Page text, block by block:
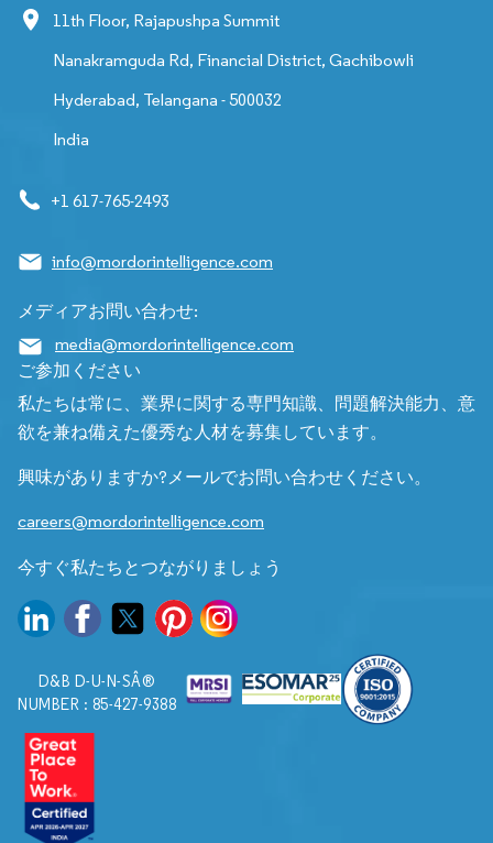
11th Floor, Rajapushpa Summit
Nanakramguda Rd, Financial District, Gachibowli
Hyderabad, Telangana - 500032
India
+1 617-765-2493
info@mordorintelligence.com
メディアお問い合わせ:
media@mordorintelligence.com
ご参加ください
私たちは常に、業界に関する専門知識、問題解決能力、意
欲を兼ね備えた優秀な人材を募集しています。
興味がありますか?メールでお問い合わせください。
careers@mordorintelligence.com
今すぐ私たちとつながりましょう
D&B D-U-N-SÂ®
NUMBER : 85-427-9388